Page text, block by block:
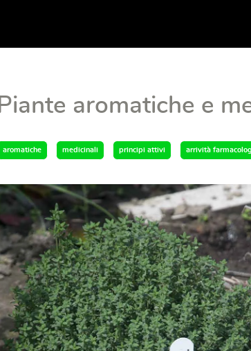
Piante aromatiche e
aromatiche medicinali principi attivi arrività